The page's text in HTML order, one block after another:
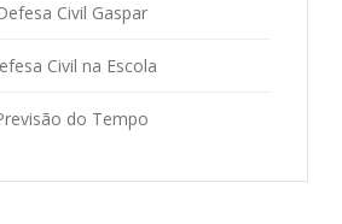
Civil Gaspar
Civil na Escola
do Tempo